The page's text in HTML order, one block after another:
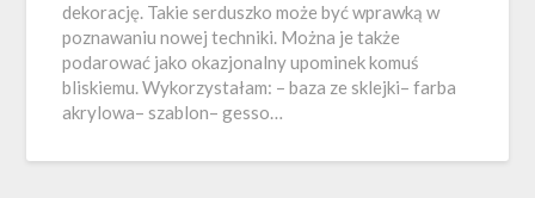
dekorację. Takie serduszko może być wprawką w
poznawaniu nowej techniki. Można je także
podarować jako okazjonalny upominek komuś
bliskiemu. Wykorzystałam: – baza ze sklejki– farba
akrylowa– szablon– gesso…